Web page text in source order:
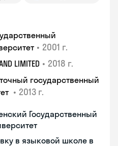
• 2001 г.
LIMITED • 2018 г.
государственный
• 2013 г.
Государственный
в языковой школе в